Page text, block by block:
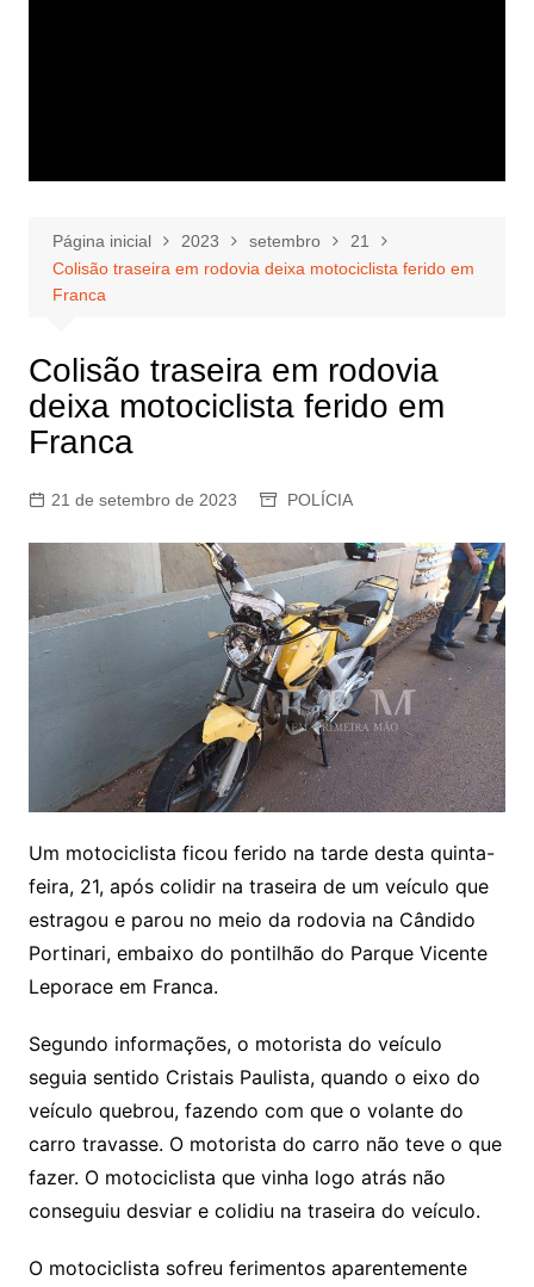
Página inicial 2023 setembro
21
Colisão traseira em rodovia deixa motociclista ferido em
Franca
Colisão traseira em rodovia
deixa motociclista ferido em
Franca
21 de setembro de 2023 POLÍCIA
Um motociclista ficou ferido na tarde desta quinta-
feira, 21, após colidir na traseira de um veículo que
estragou e parou no meio da rodovia na Cândido
Portinari, embaixo do pontilhão do Parque Vicente
Leporace em Franca.
Segundo informações, o motorista do veículo
seguia sentido Cristais Paulista, quando o eixo do
veículo quebrou, fazendo com que o volante do
carro travasse. O motorista do carro não teve o que
fazer. O motociclista que vinha logo atrás não
conseguiu desviar e colidiu na traseira do veículo.
O motociclista sofreu ferimentos aparentemente